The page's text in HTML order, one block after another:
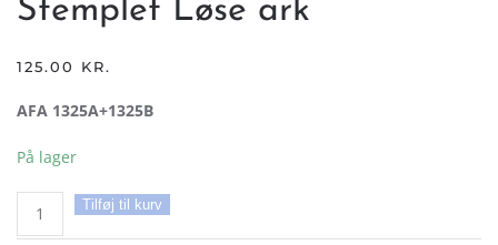
Stemplet Løse ark
125.00 KR.
AFA 1325A+1325B
På lager
Danmark
AFA
Tilføj til kurv